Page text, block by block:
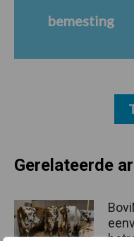
bemesting
Gerelateerde